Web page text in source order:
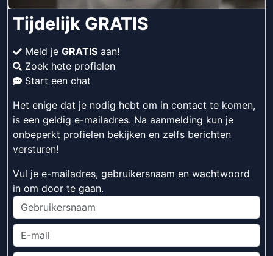
Tijdelijk GRATIS
Meld je GRATIS aan!
Zoek hete profielen
Start een chat
Het enige dat je nodig hebt om in contact te komen,
is een geldig e-mailadres. Na aanmelding kun je
onbeperkt profielen bekijken en zelfs berichten
versturen!
Vul je e-mailadres, gebruikersnaam en wachtwoord
in om door te gaan.